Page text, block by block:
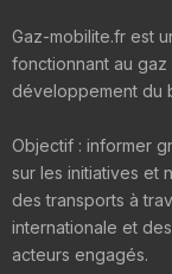
Gaz-mobilite.fr est
fonctionnant au gaz
développement du
Objectif : informer
sur les initiatives et
des transports à
internationale et
acteurs engagés.